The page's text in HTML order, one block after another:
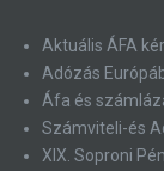
Aktuális ÁFA
Adózás
Áfa és
Számviteli-és
XIX. Soproni